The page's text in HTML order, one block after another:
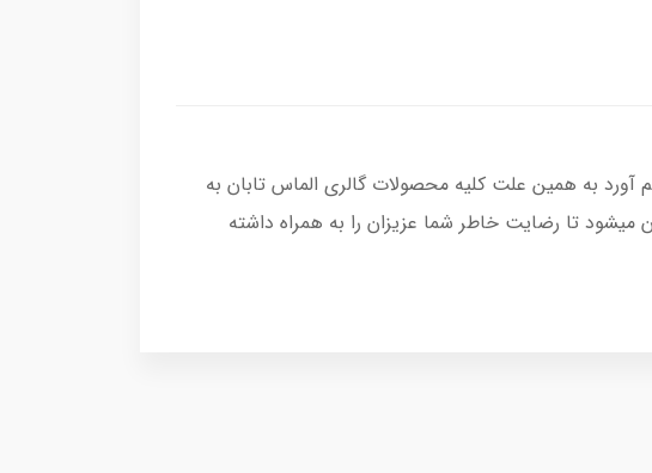
آورد به همین علت کلیه محصولات گالری الماس تابان به
تا رضایت خاطر شما عزیزان را به همراه داشته